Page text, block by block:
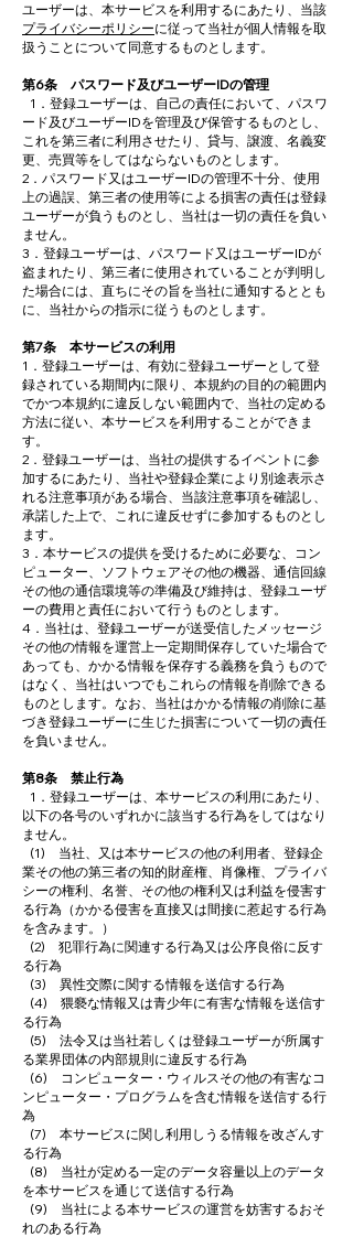
ユーザーは、本サービスを利用するにあたり、当該
プライバシーポリシーに従って当社が個人情報を取
扱うことについて同意するものとします。
第6条 パスワード及びユーザーIDの管理
1．登録ユーザーは、自己の責任において、パスワ
ード及びユーザーIDを管理及び保管するものとし、
これを第三者に利用させたり、貸与、譲渡、名義変
更、売買等をしてはならないものとします。
2．パスワード又はユーザーIDの管理不十分、使用
上の過誤、第三者の使用等による損害の責任は登録
ユーザーが負うものとし、当社は一切の責任を負い
ません。
3．登録ユーザーは、パスワード又はユーザーIDが
盗まれたり、第三者に使用されていることが判明し
た場合には、直ちにその旨を当社に通知するととも
に、当社からの指示に従うものとします。
第7条 本サービスの利用
1．登録ユーザーは、有効に登録ユーザーとして登
録されている期間内に限り、本規約の目的の範囲内
でかつ本規約に違反しない範囲内で、当社の定める
方法に従い、本サービスを利用することができま
す。
2．登録ユーザーは、当社の提供するイベントに参
加するにあたり、当社や登録企業により別途表示さ
れる注意事項がある場合、当該注意事項を確認し、
承諾した上で、これに違反せずに参加するものとし
ます。
3．本サービスの提供を受けるために必要な、コン
ピューター、ソフトウェアその他の機器、通信回線
その他の通信環境等の準備及び維持は、登録ユーザ
ーの費用と責任において行うものとします。
4．当社は、登録ユーザーが送受信したメッセージ
その他の情報を運営上一定期間保存していた場合で
あっても、かかる情報を保存する義務を負うもので
はなく、当社はいつでもこれらの情報を削除できる
ものとします。なお、当社はかかる情報の削除に基
づき登録ユーザーに生じた損害について一切の責任
を負いません。
第8条 禁止行為
1．登録ユーザーは、本サービスの利用にあたり、
以下の各号のいずれかに該当する行為をしてはなり
ません。
(1) 当社、又は本サービスの他の利用者、登録企
業その他の第三者の知的財産権、肖像権、プライバ
シーの権利、名誉、その他の権利又は利益を侵害す
る行為（かかる侵害を直接又は間接に惹起する行為
を含みます。）
(2) 犯罪行為に関連する行為又は公序良俗に反す
る行為
(3) 異性交際に関する情報を送信する行為
(4) 猥褻な情報又は青少年に有害な情報を送信す
る行為
(5) 法令又は当社若しくは登録ユーザーが所属す
る業界団体の内部規則に違反する行為
(6) コンピューター・ウィルスその他の有害なコ
ンピューター・プログラムを含む情報を送信する行
為
(7) 本サービスに関し利用しうる情報を改ざんす
る行為
(8) 当社が定める一定のデータ容量以上のデータ
を本サービスを通じて送信する行為
(9) 当社による本サービスの運営を妨害するおそ
れのある行為